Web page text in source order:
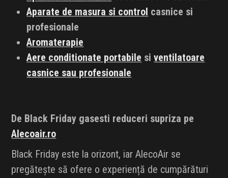
Aparate de masura si control casnice si
profesionale
Aromaterapie
Aere conditionate portabile siventilatoare
casnice sau profesionale
De Black Friday gasesti reduceri supriza pe
Alecoair.ro
Black Friday este la orizont, iar AlecoAir se
pregătește să ofere o experiență de cumpărături